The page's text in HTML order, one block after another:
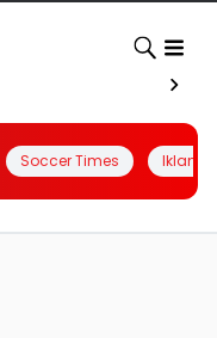
Soccer Times Iklanin